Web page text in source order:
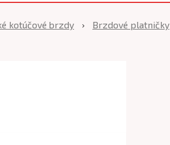
kotúčové brzdy Brzdové platničky